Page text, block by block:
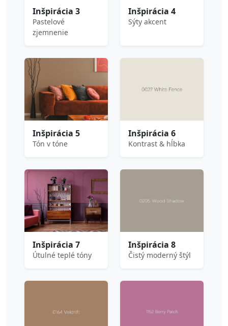
Inšpirácia 3
Pastelové
zjemnenie
Inšpirácia 4
Sýty akcent
Inšpirácia 5
Tón v tóne
Inšpirácia 6
Kontrast & hĺbka
Inšpirácia 7
Útulné teplé tóny
Inšpirácia 8
Čistý moderný štýl